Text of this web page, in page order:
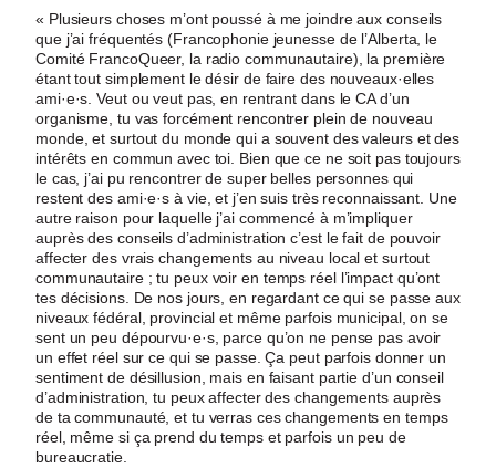
« Plusieurs choses m’ont poussé à me joindre aux conseils
que j’ai fréquentés (Francophonie jeunesse de l’Alberta, le
Comité FrancoQueer, la radio communautaire), la première
étant tout simplement le désir de faire des nouveaux·elles
ami·e·s. Veut ou veut pas, en rentrant dans le CA d’un
organisme, tu vas forcément rencontrer plein de nouveau
monde, et surtout du monde qui a souvent des valeurs et des
intérêts en commun avec toi. Bien que ce ne soit pas toujours
le cas, j’ai pu rencontrer de super belles personnes qui
restent des ami·e·s à vie, et j’en suis très reconnaissant. Une
autre raison pour laquelle j’ai commencé à m’impliquer
auprès des conseils d’administration c’est le fait de pouvoir
affecter des vrais changements au niveau local et surtout
communautaire ; tu peux voir en temps réel l’impact qu’ont
tes décisions. De nos jours, en regardant ce qui se passe aux
niveaux fédéral, provincial et même parfois municipal, on se
sent un peu dépourvu·e·s, parce qu’on ne pense pas avoir
un effet réel sur ce qui se passe. Ça peut parfois donner un
sentiment de désillusion, mais en faisant partie d’un conseil
d’administration, tu peux affecter des changements auprès
de ta communauté, et tu verras ces changements en temps
réel, même si ça prend du temps et parfois un peu de
bureaucratie.